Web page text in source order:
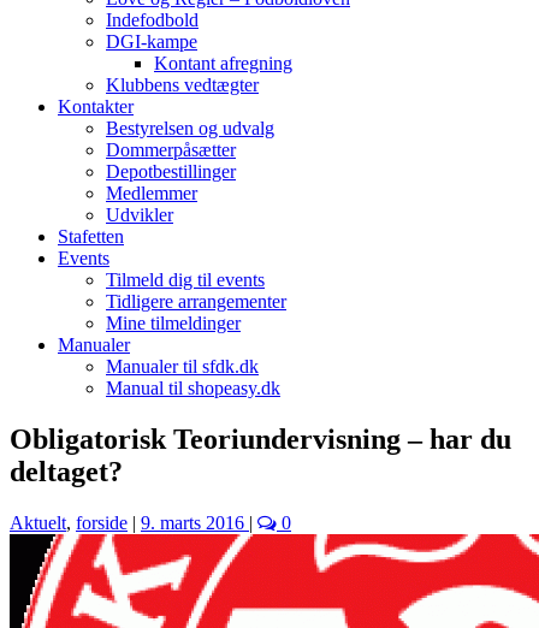
Indefodbold
DGI-kampe
Kontant afregning
Klubbens vedtægter
Kontakter
Bestyrelsen og udvalg
Dommerpåsætter
Depotbestillinger
Medlemmer
Udvikler
Stafetten
Events
Tilmeld dig til events
Tidligere arrangementer
Mine tilmeldinger
Manualer
Manualer til sfdk.dk
Manual til shopeasy.dk
Obligatorisk Teoriundervisning – har du
deltaget?
Aktuelt, forside | 9. marts 2016 | 0